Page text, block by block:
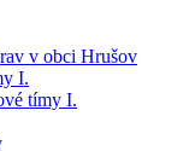
v obci Hrušov
I.
tímy I.